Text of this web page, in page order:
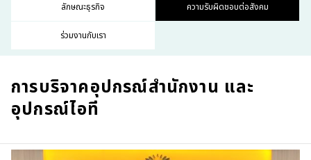
ลักษณะธุรกิจ ความรับผิดชอบต่อสังคม
ร่วมงานกับเรา
การบริจาคอุปกรณ์สำนักงาน และ
อุปกรณ์ไอที